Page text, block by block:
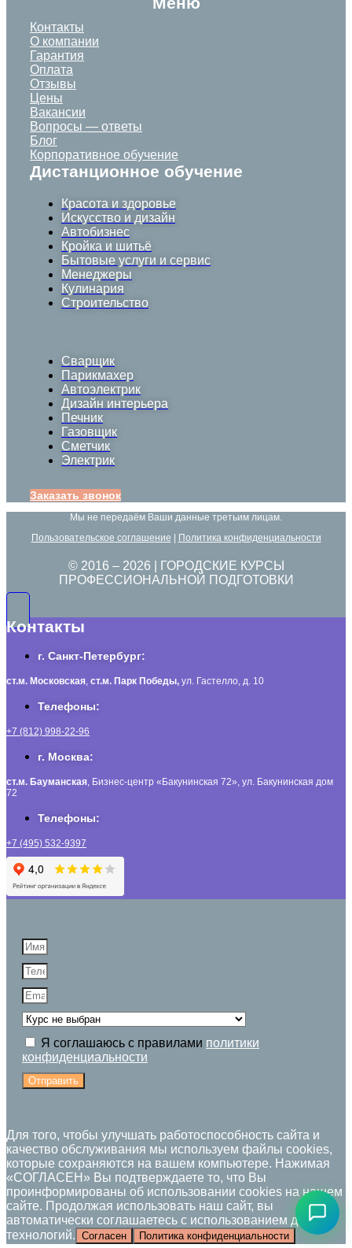
Контакты
О компании
Гарантия
Оплата
Отзывы
Цены
Вакансии
Вопросы — ответы
Блог
Корпоративное обучение
Дистанционное обучение
Красота и здоровье
Искусство и дизайн
Автобизнес
Кройка и шитьё
Бытовые услуги и сервис
Менеджеры
Кулинария
Строительство
Сварщик
Парикмахер
Автоэлектрик
Дизайн интерьера
Печник
Газовщик
Сметчик
Электрик
Заказать звонок
Мы не передаём Ваши данные третьим лицам.
Пользовательское соглашение
Политика конфиденциальности
© 2016 – 2026 | ГОРОДСКИЕ КУРСЫ
ПРОФЕССИОНАЛЬНОЙ ПОДГОТОВКИ
Контакты
г. Санкт-Петербург:
ст.м. Московская, ст.м. Парк Победы, ул. Гастелло, д. 10
Телефоны:
+7 (812) 998-22-96
г. Москва:
ст.м. Бауманская, Бизнес-центр «Бакунинская 72», ул. Бакунинская дом
72
Телефоны:
+7 (495) 532-9397
Я соглашаюсь с правилами политики
конфиденциальности
Отправить
Для того, чтобы улучшать работоспособность сайта и
качество обслуживания мы используем файлы cookies,
которые сохраняются на вашем компьютере. Нажимая
«СОГЛАСЕН» Вы подтверждаете то, что Вы
проинформированы об использовании cookies на нашем
сайте. Продолжая использовать наш сайт, вы
автоматически соглашаетесь с использованием данных
технологий. Согласен Политика конфиденциальности